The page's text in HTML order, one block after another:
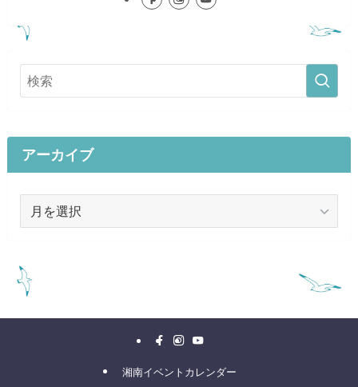
アーカイブ
イ
ブ
湘南イベントカレンダー